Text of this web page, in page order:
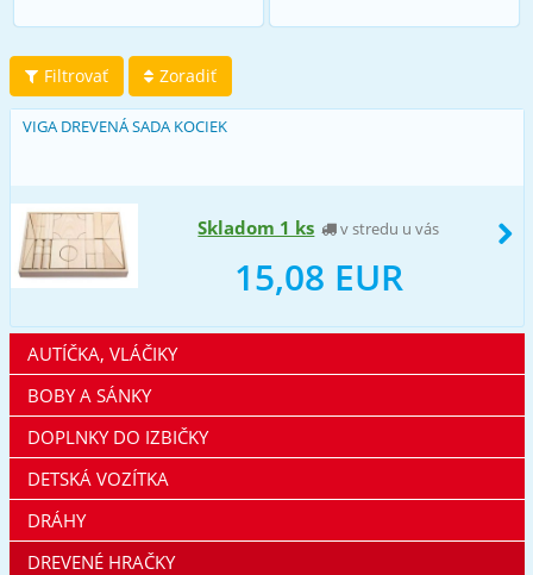
Filtrovať Zoradiť
VIGA DREVENÁ SADA KOCIEK
Skladom 1 ks v stredu u vás
15,08 EUR
AUTÍČKA, VLÁČIKY
BOBY A SÁNKY
DOPLNKY DO IZBIČKY
DETSKÁ VOZÍTKA
DRÁHY
DREVENÉ HRAČKY